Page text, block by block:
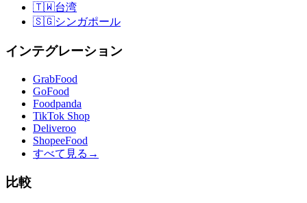
🇹🇼台湾
🇸🇬シンガポール
インテグレーション
GrabFood
GoFood
Foodpanda
TikTok Shop
Deliveroo
ShopeeFood
すべて見る →
比較